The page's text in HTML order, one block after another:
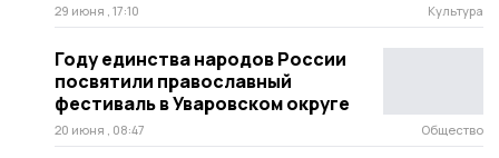
29 июня , 17:10 Культура
Году единства народов России
посвятили православный
фестиваль в Уваровском округе
20 июня , 08:47 Общество